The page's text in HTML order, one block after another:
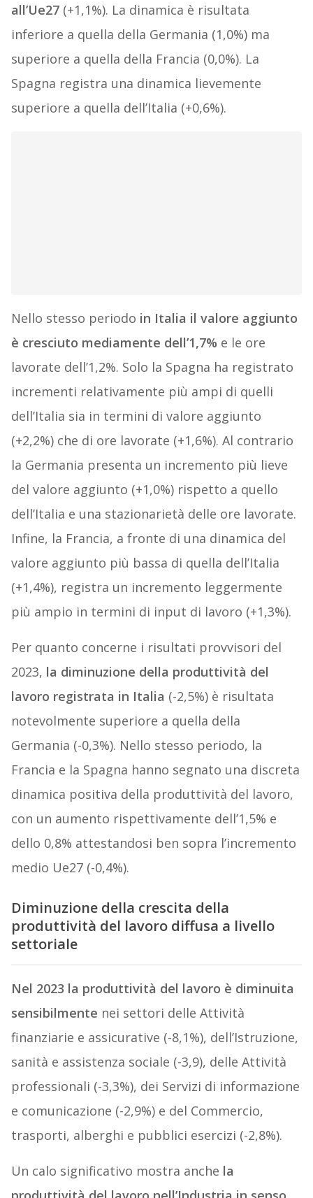
all’Ue27(+1,1%). La dinamica è risultata
inferiore a quella della Germania (1,0%) ma
superiore a quella della Francia (0,0%). La
Spagna registra una dinamica lievemente
superiore a quella dell’Italia (+0,6%).
Nello stesso periodo in Italia il valore aggiunto
è cresciuto mediamente dell’1,7% e le ore
lavorate dell’1,2%. Solo la Spagna ha registrato
incrementi relativamente più ampi di quelli
dell’Italia sia in termini di valore aggiunto
(+2,2%) che di ore lavorate (+1,6%). Al contrario
la Germania presenta un incremento più lieve
del valore aggiunto (+1,0%) rispetto a quello
dell’Italia e una stazionarietà delle ore lavorate.
Infine, la Francia, a fronte di una dinamica del
valore aggiunto più bassa di quella dell’Italia
(+1,4%), registra un incremento leggermente
più ampio in termini di input di lavoro (+1,3%).
Per quanto concerne i risultati provvisori del
2023, la diminuzione della produttività del
lavoro registrata in Italia (-2,5%) è risultata
notevolmente superiore a quella della
Germania (-0,3%). Nello stesso periodo, la
Francia e la Spagna hanno segnato una discreta
dinamica positiva della produttività del lavoro,
con un aumento rispettivamente dell’1,5% e
dello 0,8% attestandosi ben sopra l’incremento
medio Ue27 (-0,4%).
Diminuzione della crescita della
produttività del lavoro diffusa a livello
settoriale
Nel 2023 la produttività del lavoro è diminuita
sensibilmente nei settori delle Attività
finanziarie e assicurative (-8,1%), dell’Istruzione,
sanità e assistenza sociale (-3,9), delle Attività
professionali (-3,3%), dei Servizi di informazione
e comunicazione (-2,9%) e del Commercio,
trasporti, alberghi e pubblici esercizi (-2,8%).
Un calo significativo mostra anche la